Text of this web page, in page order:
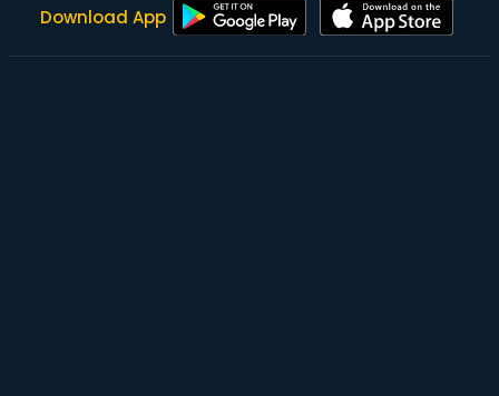
Download App